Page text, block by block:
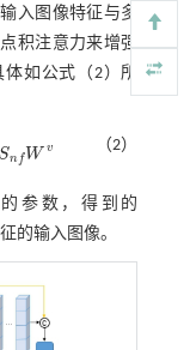
入图像特征与多
积注意力来增强
体如 公式（2）所
Snf W v （2）
参数，得到的
的输入图像。